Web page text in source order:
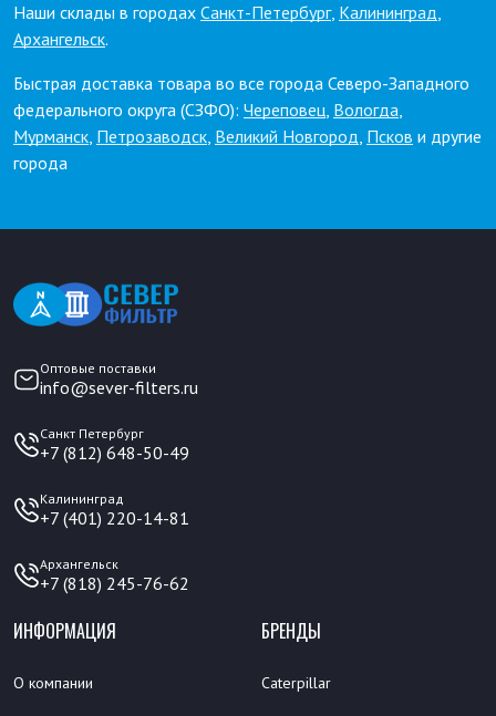
Наши склады в городах Санкт-Петербург, Калининград,
Архангельск.
Быстрая доставка товара во все города Северо-Западного
федерального округа (СЗФО): Череповец, Вологда,
Мурманск, Петрозаводск, Великий Новгород, Псков и другие
города
Оптовые поставки
info@sever-filters.ru
Санкт Петербург
+7 (812) 648-50-49
Калининград
+7 (401) 220-14-81
Архангельск
+7 (818) 245-76-62
ИНФОРМАЦИЯ
О компании
БРЕНДЫ
Caterpillar